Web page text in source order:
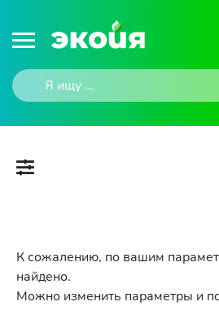
К сожалению, по вашим
найдено.
Можно изменить параметры и